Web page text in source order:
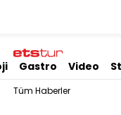
Gastro Video
Tüm Haberler